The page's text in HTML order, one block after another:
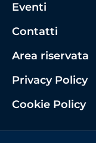
Eventi
Contatti
Area riservata
Privacy Policy
Cookie Policy